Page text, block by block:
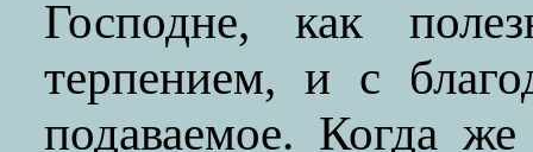
Господне, как
терпением, и с
подаваемое. Когда